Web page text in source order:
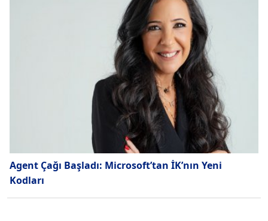
Agent Çağı Başladı: Microsoft’tan İK’nın Yeni
Kodları